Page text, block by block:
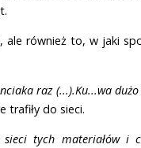
również to, w jaki
raz (...).Ku...wa
do sieci.
tych materiałów i